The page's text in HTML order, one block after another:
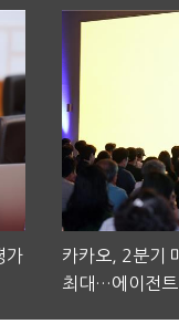
가
카카오, 2분기
최대…에이전